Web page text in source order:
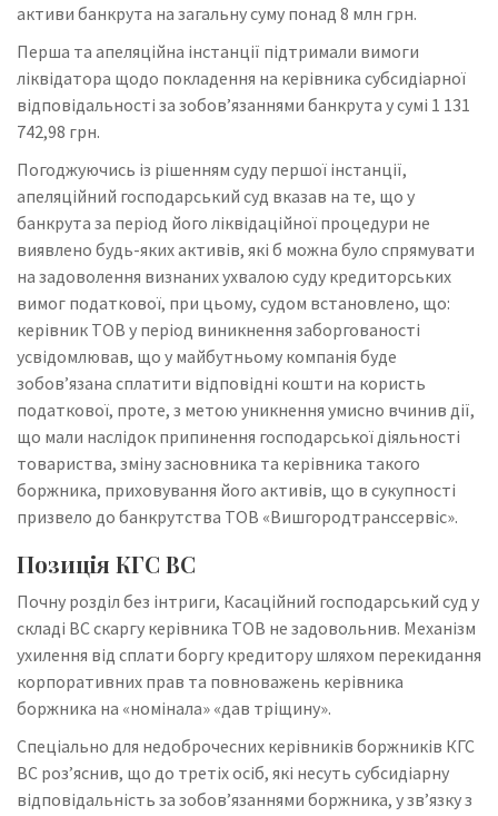
активи банкрута на загальну суму понад 8 млн грн.
Перша та апеляційна інстанції підтримали вимоги
ліквідатора щодо покладення на керівника субсидіарної
відповідальності за зобов’язаннями банкрута у сумі 1 131
742,98 грн.
Погоджуючись із рішенням суду першої інстанції,
апеляційний господарський суд вказав на те, що у
банкрута за період його ліквідаційної процедури не
виявлено будь-яких активів, які б можна було спрямувати
на задоволення визнаних ухвалою суду кредиторських
вимог податкової, при цьому, судом встановлено, що:
керівник ТОВ у період виникнення заборгованості
усвідомлював, що у майбутньому компанія буде
зобов’язана сплатити відповідні кошти на користь
податкової, проте, з метою уникнення умисно вчинив дії,
що мали наслідок припинення господарської діяльності
товариства, зміну засновника та керівника такого
боржника, приховування його активів, що в сукупності
призвело до банкрутства ТОВ «Вишгородтранссервіс».
Позиція КГС ВС
Почну розділ без інтриги, Касаційний господарський суд у
складі ВС скаргу керівника ТОВ не задовольнив. Механізм
ухилення від сплати боргу кредитору шляхом перекидання
корпоративних прав та повноважень керівника
боржника на «номінала» «дав тріщину».
Спеціально для недоброчесних керівників боржників КГС
ВС роз’яснив, що до третіх осіб, які несуть субсидіарну
відповідальність за зобов’язаннями боржника, у зв’язку з